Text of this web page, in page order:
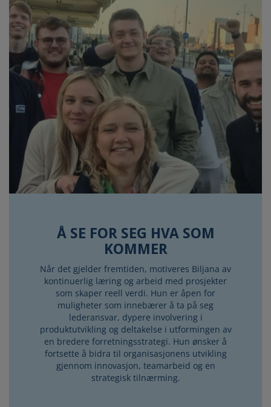
Å SE FOR SEG HVA SOM
KOMMER
Når det gjelder fremtiden, motiveres Biljana av
kontinuerlig læring og arbeid med prosjekter
som skaper reell verdi. Hun er åpen for
muligheter som innebærer å ta på seg
lederansvar, dypere involvering i
produktutvikling og deltakelse i utformingen av
en bredere forretningsstrategi. Hun ønsker å
fortsette å bidra til organisasjonens utvikling
gjennom innovasjon, teamarbeid og en
strategisk tilnærming.